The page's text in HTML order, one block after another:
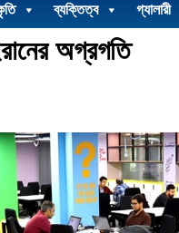
ব্যক্তিত্ব গ্যালারী
অগ্রগতি